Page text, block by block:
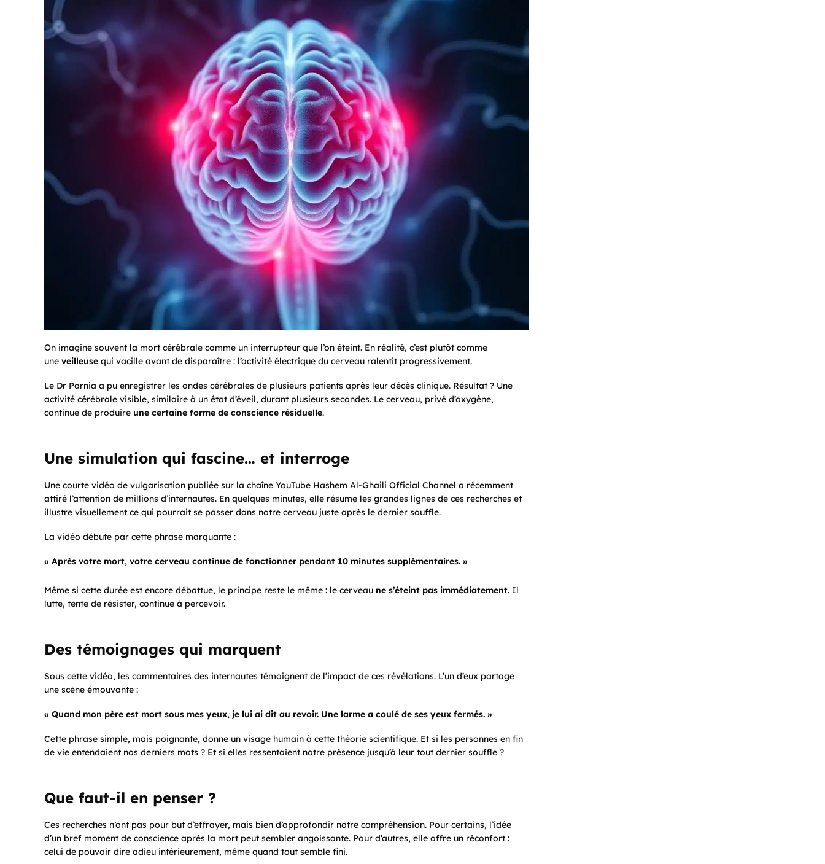
On imagine souvent la mort cérébrale comme un interrupteur que l’on éteint. En réalité, c’est plutôt comme
une veilleuse qui vacille avant de disparaître : l’activité électrique du cerveau ralentit progressivement.
Le Dr Parnia a pu enregistrer les ondes cérébrales de plusieurs patients après leur décès clinique. Résultat ? Une
activité cérébrale visible, similaire à un état d’éveil, durant plusieurs secondes. Le cerveau, privé d’oxygène,
continue de produire une certaine forme de conscience résiduelle.
Une simulation qui fascine… et interroge
Une courte vidéo de vulgarisation publiée sur la chaîne YouTube Hashem Al-Ghaili Official Channel a récemment
attiré l’attention de millions d’internautes. En quelques minutes, elle résume les grandes lignes de ces recherches et
illustre visuellement ce qui pourrait se passer dans notre cerveau juste après le dernier souffle.
La vidéo débute par cette phrase marquante :
« Après votre mort, votre cerveau continue de fonctionner pendant 10 minutes supplémentaires. »
Même si cette durée est encore débattue, le principe reste le même : le cerveau ne s’éteint pas immédiatement. Il
lutte, tente de résister, continue à percevoir.
Des témoignages qui marquent
Sous cette vidéo, les commentaires des internautes témoignent de l’impact de ces révélations. L’un d’eux partage
une scène émouvante :
« Quand mon père est mort sous mes yeux, je lui ai dit au revoir. Une larme a coulé de ses yeux fermés. »
Cette phrase simple, mais poignante, donne un visage humain à cette théorie scientifique. Et si les personnes en fin
de vie entendaient nos derniers mots ? Et si elles ressentaient notre présence jusqu’à leur tout dernier souffle ?
Que faut-il en penser ?
Ces recherches n’ont pas pour but d’effrayer, mais bien d’approfondir notre compréhension. Pour certains, l’idée
d’un bref moment de conscience après la mort peut sembler angoissante. Pour d’autres, elle offre un réconfort :
celui de pouvoir dire adieu intérieurement, même quand tout semble fini.